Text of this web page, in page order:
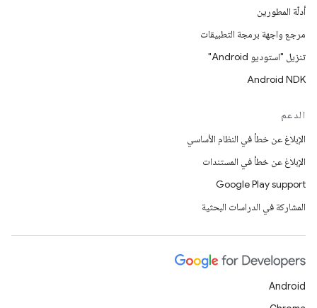
أدلّة المطورين
مرجع واجهة برمجة التطبيقات
تنزيل "استوديو Android"
Android NDK
الدعم
الإبلاغ عن خطأ في النظام الأساسي
الإبلاغ عن خطأ في المستندات
Google Play support
المشاركة في الدراسات البحثية
Android